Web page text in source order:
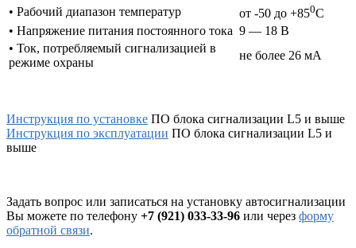
• Рабочий диапазон температур
от -50 до +850С
• Напряжение питания постоянного тока 9 — 18 В
• Ток, потребляемый сигнализацией в
режиме охраны
не более 26 мА
Инструкция по установке ПО блока сигнализации L5 и выше
Инструкция по эксплуатации ПО блока сигнализации L5 и
выше
Задать вопрос или записаться на установку автосигнализации
Вы можете по телефону +7 (921) 033-33-96 или через форму
обратной связи.